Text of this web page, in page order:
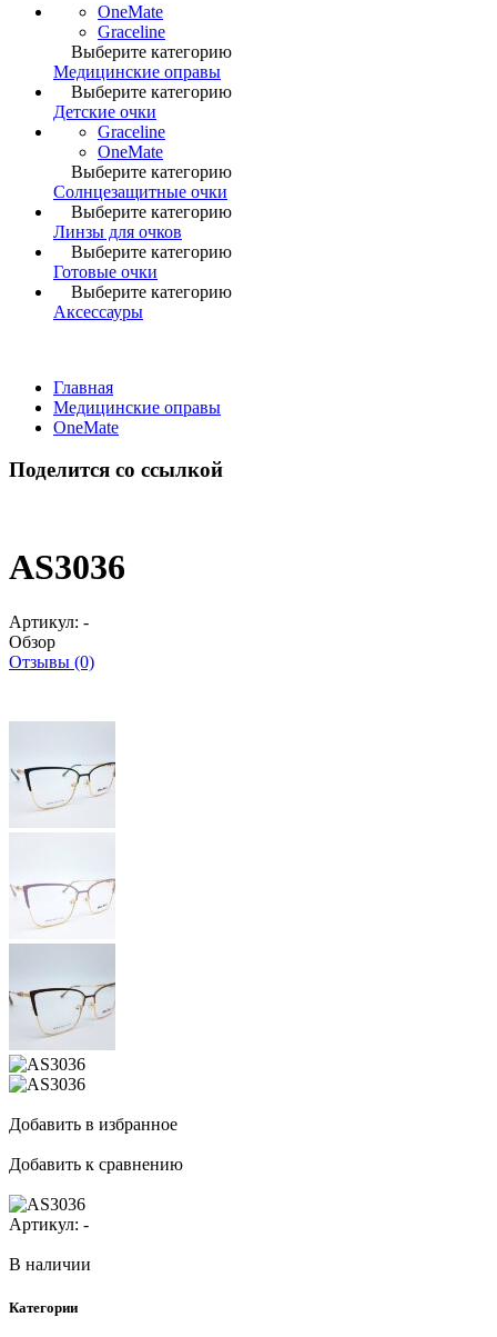
OneMate
Graceline
Выберите категорию
Медицинские оправы
Выберите категорию
Детские очки
Graceline
OneMate
Выберите категорию
Солнцезащитные очки
Выберите категорию
Линзы для очков
Выберите категорию
Готовые очки
Выберите категорию
Аксессауры
Главная
Медицинские оправы
OneMate
Поделится со ссылкой
AS3036
Артикул: -
Обзор
Отзывы (0)
Добавить в избранное
Добавить к сравнению
Артикул: -
В наличии
Категории